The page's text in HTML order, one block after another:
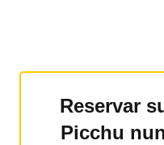
Reservar
Picchu